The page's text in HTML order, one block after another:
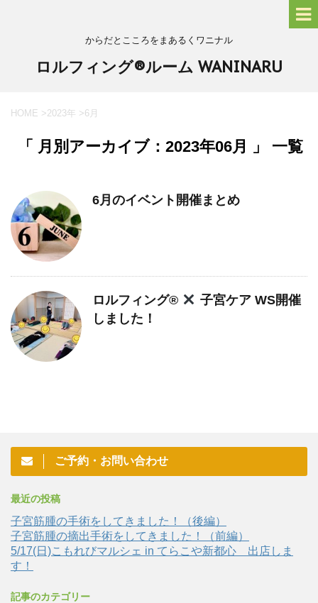
からだとこころをまあるくワニナル
ロルフィング®ルーム WANINARU
HOME >2023年 >6月
「 月別アーカイブ：2023年06月 」 一覧
6月のイベント開催まとめ
ロルフィング®︎
子宮ケア WS開催
しました！
ご予約・お問い合わせ
最近の投稿
子宮筋腫の手術をしてきました！（後編）
子宮筋腫の摘出手術をしてきました！（前編）
5/17(日)こもれびマルシェ in てらこや新都心 出店しま
す！
記事のカテゴリー